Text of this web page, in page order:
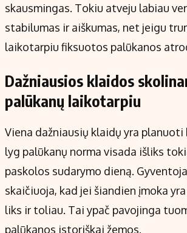
skausmingas. Tokiu atveju labiau
stabilumas ir aiškumas, net jeigu
laikotarpiu fiksuotos palūkanos
Dažniausios klaidos
palūkanų laikotarpiu
Viena dažniausių klaidų yra
lyg palūkanų norma visada išliks
paskolos sudarymo dieną.
skaičiuoja, kad jei šiandien įmoka
liks ir toliau. Tai ypač pavojinga
palūkanos istoriškai žemos.